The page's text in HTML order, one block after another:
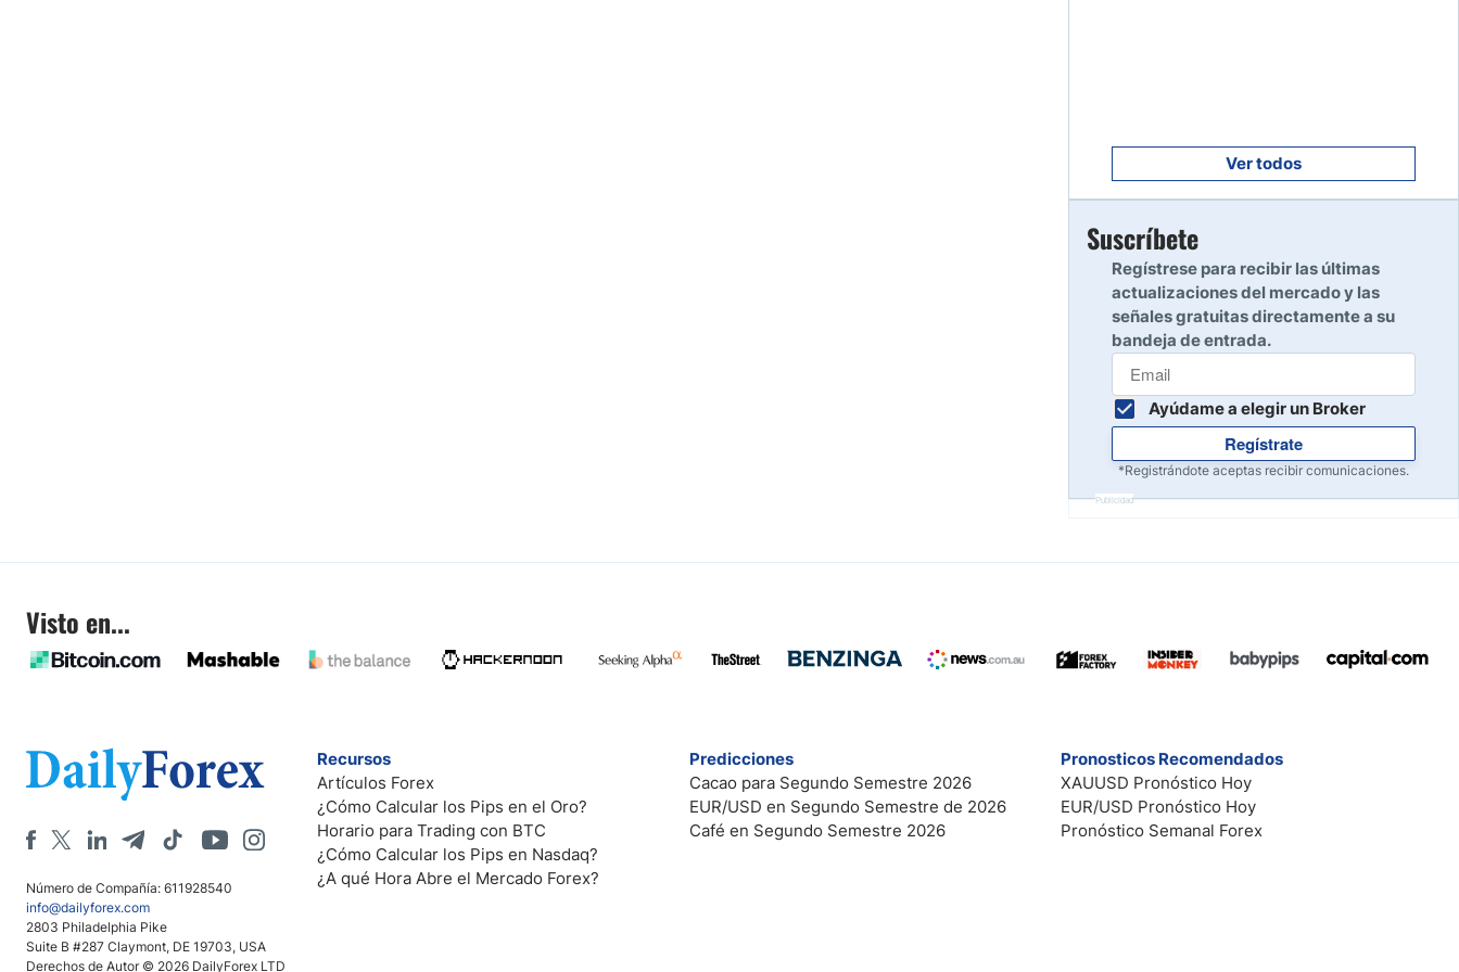
Leer reseña
10
Ver todos
Suscríbete
Regístrese para recibir las últimas
actualizaciones del mercado y las
señales gratuitas directamente a su
bandeja de entrada.
Ayúdame a elegir un Broker
Regístrate
*Registrándote aceptas recibir comunicaciones.
Publicidad
Visto en...
Número de Compañía: 611928540
info@dailyforex.com
2803 Philadelphia Pike
Suite B #287 Claymont, DE 19703, USA
Derechos de Autor © 2026 DailyForex LTD
Recursos
Artículos Forex
¿Cómo Calcular los Pips en el Oro?
Horario para Trading con BTC
¿Cómo Calcular los Pips en Nasdaq?
¿A qué Hora Abre el Mercado Forex?
Predicciones
Cacao para Segundo Semestre 2026
EUR/USD en Segundo Semestre de 2026
Café en Segundo Semestre 2026
Pronosticos Recomendados
XAUUSD Pronóstico Hoy
EUR/USD Pronóstico Hoy
Pronóstico Semanal Forex